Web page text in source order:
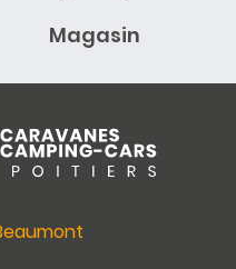
Magasin